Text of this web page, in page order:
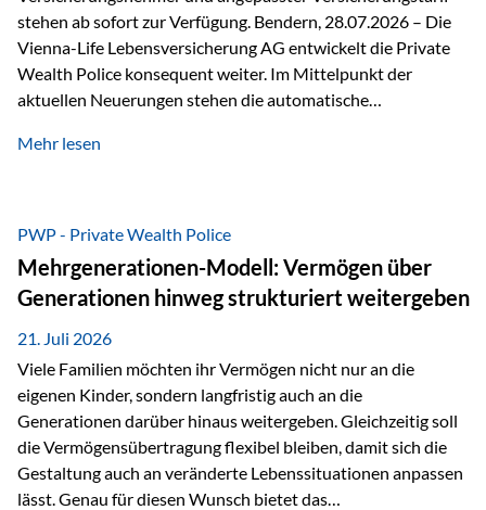
stehen ab sofort zur Verfügung. Bendern, 28.07.2026 – Die
Vienna-Life Lebensversicherung AG entwickelt die Private
Wealth Police konsequent weiter. Im Mittelpunkt der
aktuellen Neuerungen stehen die automatische
als Versicherungsnehmer einzusetzen, sowie eine
Abwicklung für Vertriebspartner deutlich effizienter
gestaltet. Anträge werden direkt elektronisch übermittelt,
Medienbrüche reduziert und die weitere Bearbeitung
beschleunigt. Ab sofort können auch juristische Personen,
wie Kapitalgesellschaften oder Stiftungen, als
Versicherungsnehmer eingesetzt werden. Damit erweitert
die Vienna-Life die Einsatzmöglichkeiten der Private Wealth
Police insbesondere für…
Mehr lesen
PWP - Private Wealth Police
Mehrgenerationen-Modell: Vermögen über
Generationen hinweg strukturiert weitergeben
21. Juli 2026
Viele Familien möchten ihr Vermögen nicht nur an die
eigenen Kinder, sondern langfristig auch an die
Generationen darüber hinaus weitergeben. Gleichzeitig soll
die Vermögensübertragung flexibel bleiben, damit sich die
Gestaltung auch an veränderte Lebenssituationen anpassen
lässt. Genau für diesen Wunsch bietet das